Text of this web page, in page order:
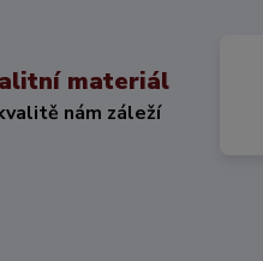
materiál
nám záleží